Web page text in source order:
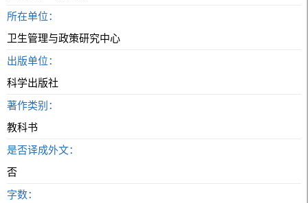
所在单位：
卫生管理与政策研究中心
出版单位：
科学出版社
著作类别：
教科书
是否译成外文：
否
字数：